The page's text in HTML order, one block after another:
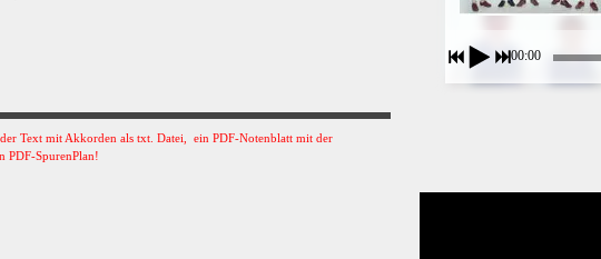
Text mit Akkorden als txt. Datei, ein PDF-Notenblatt mit der
PDF-SpurenPlan!
00:00